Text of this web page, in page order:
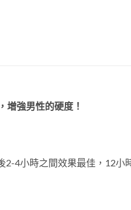
增強男性的硬度！
2-4小時之間效果最佳，12小